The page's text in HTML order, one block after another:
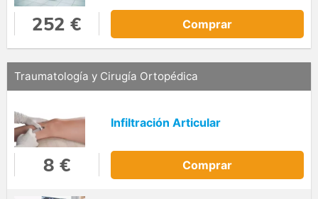
252 € Comprar
Traumatología y Cirugía Ortopédica
Infiltración Articular
8 € Comprar